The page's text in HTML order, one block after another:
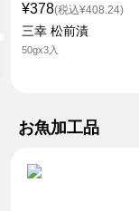
¥378(税込¥408.24)
三幸 松前漬
50gx3入
お魚加工品